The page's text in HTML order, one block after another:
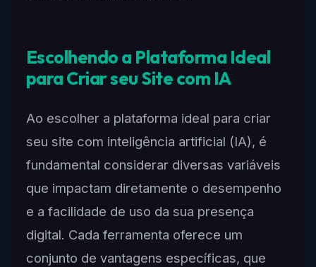
Escolhendo a Plataforma Ideal
para Criar seu Site com IA
Ao escolher a plataforma ideal para criar
seu site com inteligência artificial (IA), é
fundamental considerar diversas variáveis
que impactam diretamente o desempenho
e a facilidade de uso da sua presença
digital. Cada ferramenta oferece um
conjunto de vantagens específicas, que